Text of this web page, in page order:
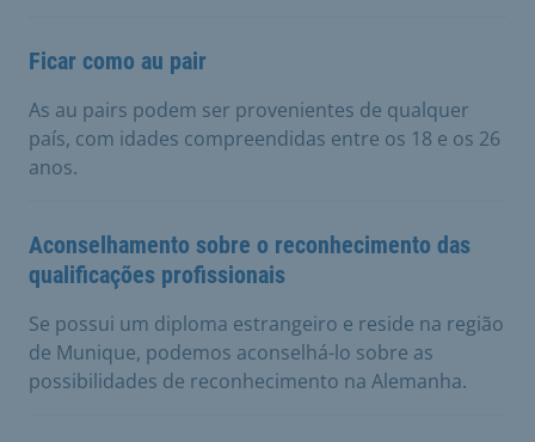
Ficar como au pair
As au pairs podem ser provenientes de qualquer
país, com idades compreendidas entre os 18 e os 26
anos.
Aconselhamento sobre o reconhecimento das
qualificações profissionais
Se possui um diploma estrangeiro e reside na região
de Munique, podemos aconselhá-lo sobre as
possibilidades de reconhecimento na Alemanha.